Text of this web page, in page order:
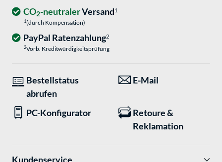
CO2-neutralerVersand1
1(durch Kompensation)
PayPal Ratenzahlung2
2Vorb. Kreditwürdigkeitsprüfung
Bestellstatus
abrufen
E-Mail
PC-Konfigurator
Retoure &
Reklamation
Kundenservice